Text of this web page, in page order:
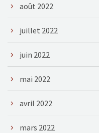
août 2022
juillet 2022
juin 2022
mai 2022
avril 2022
mars 2022